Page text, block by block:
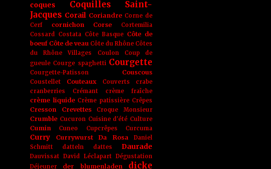
coques
Coquilles Saint-
Jacques Corail Coriandre Corne de
Cerf
cornichon Corse
Cortemilia
Cossard Costata Côte Basque Côte de
boeuf Côte de veau Côte du Rhône Côtes
du Rhône Villages
Coulon
Coup de
gueule Courge spaghetti Courgette
Courgette-Patisson Couscous
Coustellet Couteaux Couverts
crabe
cranberries
Crémant crème fraîche
crème liquide Crème patissière Crêpes
Cresson Crevettes Croque Monsieur
Crumble Cucuron Cuisine d'été Culture
Cumin Cuneo Cupcrêpes Curcuma
Curry Currywurst Da Rosa
Daniel
Schmitt
datteln dattes Daurade
Dauvissat David Léclapart Dégustation
Déjeuner
der blumenladen dicke